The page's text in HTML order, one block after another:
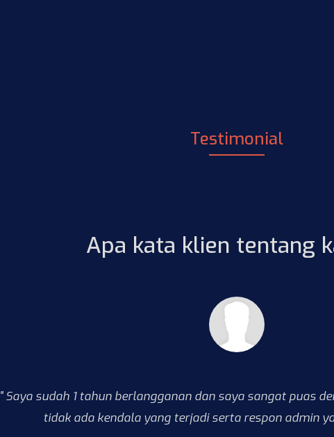
Testimonial
Apa kata klien tentang
" Saya sudah 1 tahun berlangganan dan saya sangat puas
tidak ada kendala yang terjadi serta respon admin